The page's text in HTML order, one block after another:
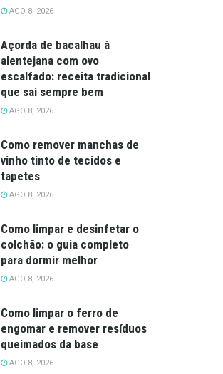
AGO 8, 2026
Açorda de bacalhau à
alentejana com ovo
escalfado: receita tradicional
que sai sempre bem
AGO 8, 2026
Como remover manchas de
vinho tinto de tecidos e
tapetes
AGO 8, 2026
Como limpar e desinfetar o
colchão: o guia completo
para dormir melhor
AGO 8, 2026
Como limpar o ferro de
engomar e remover resíduos
queimados da base
AGO 8, 2026